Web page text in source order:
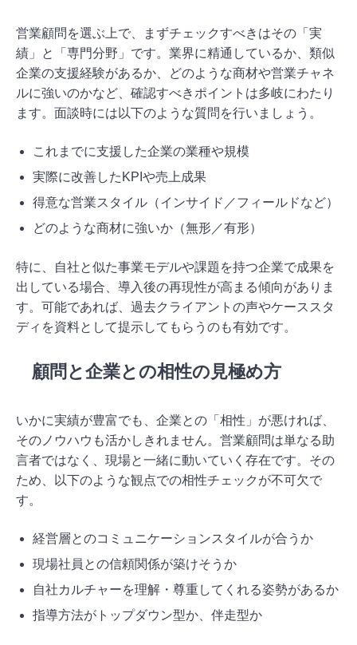
営業顧問を選ぶ上で、まずチェックすべきはその「実
績」と「専門分野」です。業界に精通しているか、類似
企業の支援経験があるか、どのような商材や営業チャネ
ルに強いのかなど、確認すべきポイントは多岐にわたり
ます。面談時には以下のような質問を行いましょう。
これまでに支援した企業の業種や規模
実際に改善したKPIや売上成果
得意な営業スタイル（インサイド／フィールドなど）
どのような商材に強いか（無形／有形）
特に、自社と似た事業モデルや課題を持つ企業で成果を
出している場合、導入後の再現性が高まる傾向がありま
す。可能であれば、過去クライアントの声やケーススタ
ディを資料として提示してもらうのも有効です。
顧問と企業との相性の見極め方
いかに実績が豊富でも、企業との「相性」が悪ければ、
そのノウハウも活かしきれません。営業顧問は単なる助
言者ではなく、現場と一緒に動いていく存在です。その
ため、以下のような観点での相性チェックが不可欠で
す。
経営層とのコミュニケーションスタイルが合うか
現場社員との信頼関係が築けそうか
自社カルチャーを理解・尊重してくれる姿勢があるか
指導方法がトップダウン型か、伴走型か